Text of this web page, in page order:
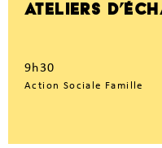
ATELIERS
9h30
Action Sociale Famille